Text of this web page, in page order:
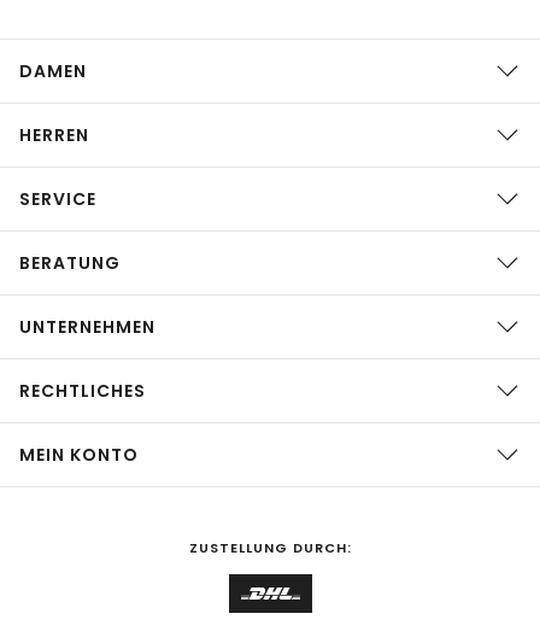
DAMEN
HERREN
SERVICE
BERATUNG
UNTERNEHMEN
RECHTLICHES
MEIN KONTO
ZUSTELLUNG DURCH: